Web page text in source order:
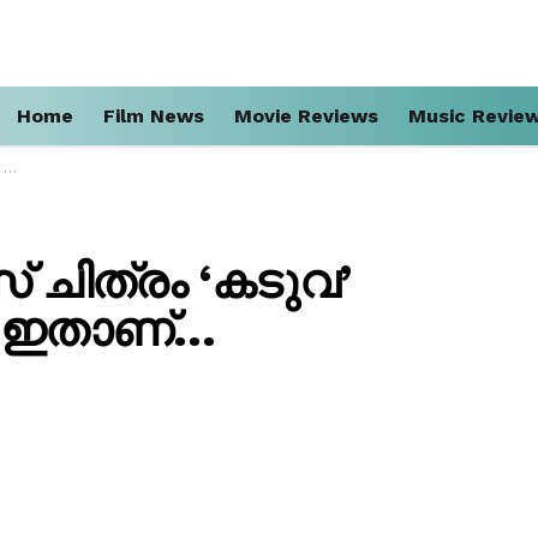
Home Film News Movie Reviews Music
ചിത്രം ‘കടുവ’
ഇതാണ്…